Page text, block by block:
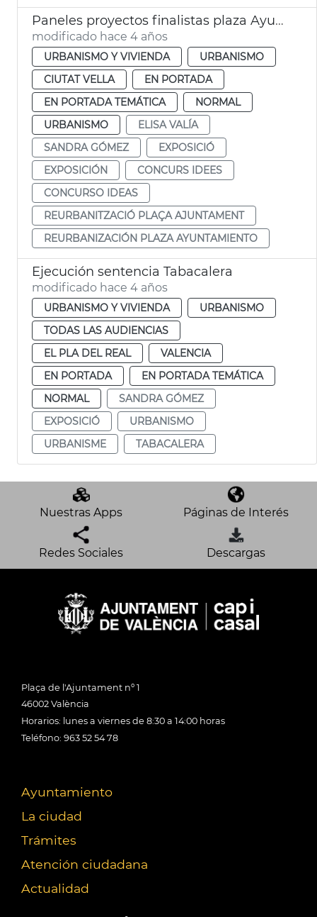
Paneles proyectos finalistas plaza Ayuntamiento
modificado hace 4 años
URBANISMO Y VIVIENDA
URBANISMO
CIUTAT VELLA
EN PORTADA
EN PORTADA TEMÁTICA
NORMAL
URBANISMO
ELISA VALÍA
SANDRA GÓMEZ
EXPOSICIÓ
EXPOSICIÓN
CONCURS IDEES
CONCURSO IDEAS
REURBANITZACIÓ PLAÇA AJUNTAMENT
REURBANIZACIÓN PLAZA AYUNTAMIENTO
Ejecución sentencia Tabacalera
modificado hace 4 años
URBANISMO Y VIVIENDA
URBANISMO
TODAS LAS AUDIENCIAS
EL PLA DEL REAL
VALENCIA
EN PORTADA
EN PORTADA TEMÁTICA
NORMAL
SANDRA GÓMEZ
EXPOSICIÓ
URBANISMO
URBANISME
TABACALERA
Nuestras Apps Páginas de Interés
Redes Sociales Descargas
Plaça de l'Ajuntament nº 1
46002 València
Horarios: lunes a viernes de 8:30 a 14:00 horas
Teléfono: 963 52 54 78
Ayuntamiento
La ciudad
Trámites
Atención ciudadana
Actualidad